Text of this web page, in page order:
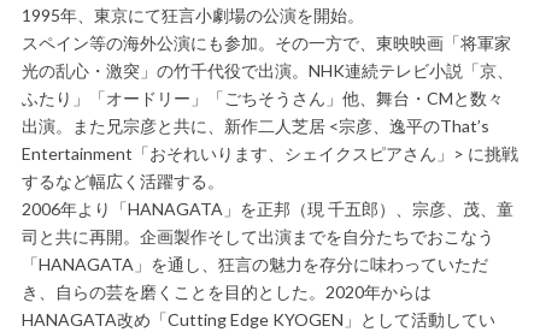
1995年、東京にて狂言小劇場の公演を開始。
スペイン等の海外公演にも参加。その一方で、東映映画「将軍家
光の乱心・激突」の竹千代役で出演。NHK連続テレビ小説「京、
ふたり」「オードリー」「ごちそうさん」他、舞台・CMと数々
出演。また兄宗彦と共に、新作二人芝居 <宗彦、逸平のThat’s
Entertainment「おそれいります、シェイクスピアさん」> に挑戦
するなど幅広く活躍する。
2006年より「HANAGATA」を正邦（現 千五郎）、宗彦、茂、童
司と共に再開。企画製作そして出演までを自分たちでおこなう
「HANAGATA」を通し、狂言の魅力を存分に味わっていただ
き、自らの芸を磨くことを目的とした。2020年からは
HANAGATA改め「Cutting Edge KYOGEN」として活動してい